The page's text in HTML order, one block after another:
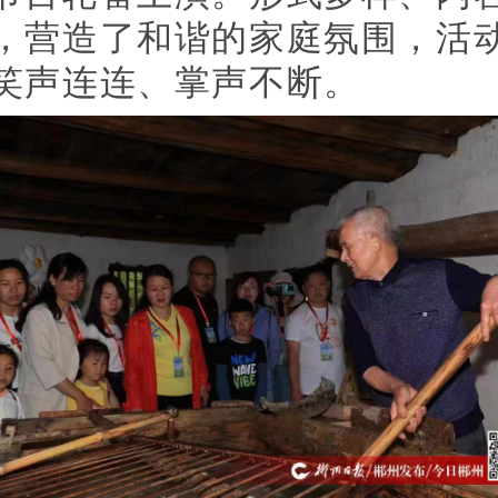
营造了和谐的家庭氛围，活
声连连、掌声不断。